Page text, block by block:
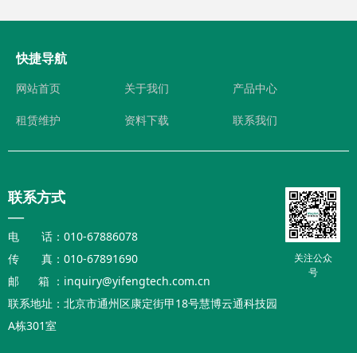
快捷导航
网站首页 关于我们 产品中心
租赁维护 资料下载 联系我们
联系方式
—
电 话：010-67886078
传 真：010-67891690
邮 箱 ：inquiry@yifengtech.com.cn
联系地址：北京市通州区康定街甲18号慧博云通科技园
A栋301室
关注公众
号